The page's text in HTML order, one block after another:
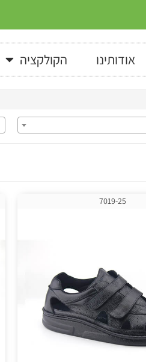
אודותינו הקולקציה
7019-25